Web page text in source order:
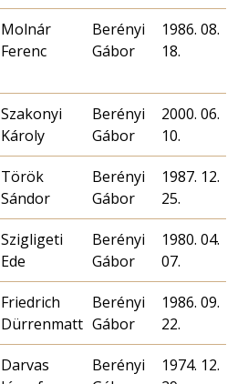
Molnár
Ferenc
Berényi
Gábor
1986. 08.
18.
Szakonyi
Károly
Berényi
Gábor
2000. 06.
10.
Török
Sándor
Berényi
Gábor
1987. 12.
25.
Szigligeti
Ede
Berényi
Gábor
1980. 04.
07.
Friedrich
Dürrenmatt
Berényi
Gábor
1986. 09.
22.
Darvas
Berényi
1974. 12.